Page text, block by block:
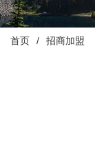
首页 招商加盟